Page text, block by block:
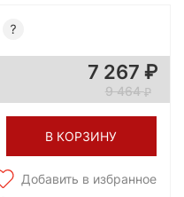
7 267
9 464
В КОРЗИНУ
Добавить в избранное